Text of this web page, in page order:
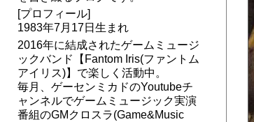
[プロフィール]
1983年7月17日生まれ
2016年に結成されたゲームミュージ
ックバンド【Fantom Iris(ファントム
アイリス)】で楽しく活動中。
毎月、ゲーセンミカドのYoutubeチ
ャンネルでゲームミュージック実演
番組のGMクロスラ(Game&Music